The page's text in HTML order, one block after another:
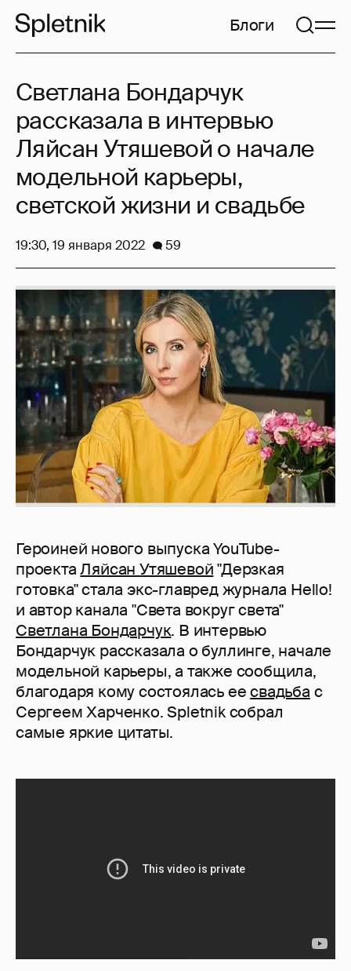
Блоги
Героиней нового выпуска YouTube-
проектаЛяйсан Утяшевой"Дерзкая
готовка" стала экс-главред журнала Hello!
и автор канала "Света вокруг света"
Светлана Бондарчук. В интервью
Бондарчук рассказала о буллинге, начале
модельной карьеры, а также сообщила,
благодаря кому состоялась еесвадьба с
Сергеем Харченко. Spletnik собрал
самые яркие цитаты.
Светлана Бондарчук
рассказала в интервью
Ляйсан Утяшевой о начале
модельной карьеры,
светской жизни и свадьбе
19:30, 19 января 2022 59